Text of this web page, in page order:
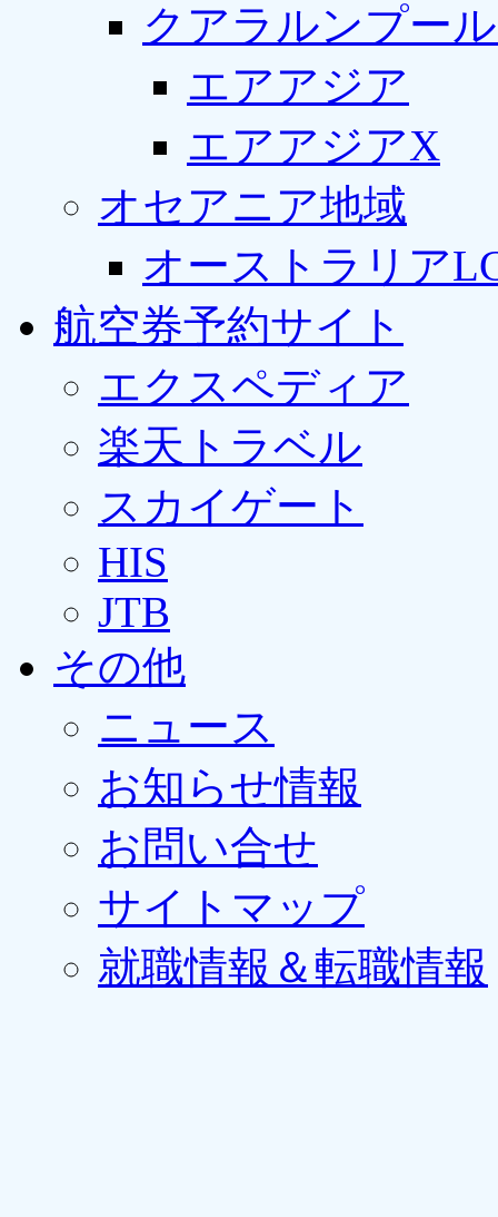
クアラルンプー
エアアジア
エアアジアX
オセアニア地域
オーストラリア
航空券予約サイト
エクスペディア
楽天トラベル
スカイゲート
HIS
JTB
その他
ニュース
お知らせ情報
お問い合せ
サイトマップ
就職情報＆転職情報